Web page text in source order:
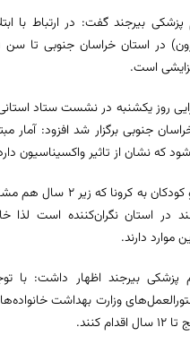
بیرجند گفت: در ارتباط با
است.
روز یکشنبه در نشست ستاد استانی
که نشان از تاثیر واکسیناسیون
وی گفت: ابتلای اطفال و کودکان
در استان نگران‌کننده است لذا
موارد دارند.
پزشکی بیرجند اظهار داشت: با
وزارت بهداشت
کنند.